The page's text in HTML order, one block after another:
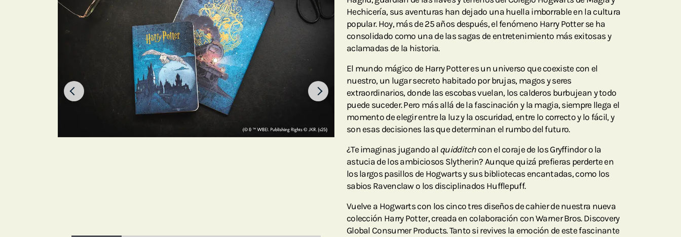
Hechicería, sus aventuras han dejado una huella imborrable en la cultura
popular. Hoy, más de 25 años después, el fenómeno Harry Potter se ha
consolidado como una de las sagas de entretenimiento más exitosas y
aclamadas de la historia.
El mundo mágico de Harry Potter es un universo que coexiste con el
nuestro, un lugar secreto habitado por brujas, magos y seres
extraordinarios, donde las escobas vuelan, los calderos burbujean y todo
puede suceder. Pero más allá de la fascinación y la magia, siempre llega el
momento de elegir entre la luz y la oscuridad, entre lo correcto y lo fácil, y
son esas decisiones las que determinan el rumbo del futuro.
¿Te imaginas jugando al quidditchcon el coraje de los Gryffindor o la
astucia de los ambiciosos Slytherin? Aunque quizá prefieras perderte en
los largos pasillos de Hogwarts y sus bibliotecas encantadas, como los
sabios Ravenclaw o los disciplinados Hufflepuff.
Vuelve a Hogwarts con los cinco tres diseños de cahier de nuestra nueva
colección Harry Potter, creada en colaboración con Warner Bros. Discovery
Global Consumer Products. Tanto si revives la emoción de este fascinante